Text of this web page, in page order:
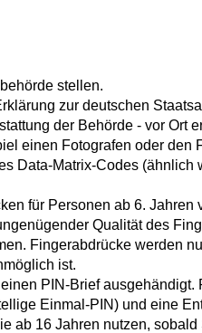
stellen.
zur deutschen
der Behörde - vor Ort
einen Fotografen oder den
Data-Matrix-Codes (ähnlich
für Personen ab 6.
Qualität des
Fingerabdrücke werden
ist.
einen PIN-Briefausgehändigt.
Einmal -PIN) und eine
ab 16 Jahren nutzen,